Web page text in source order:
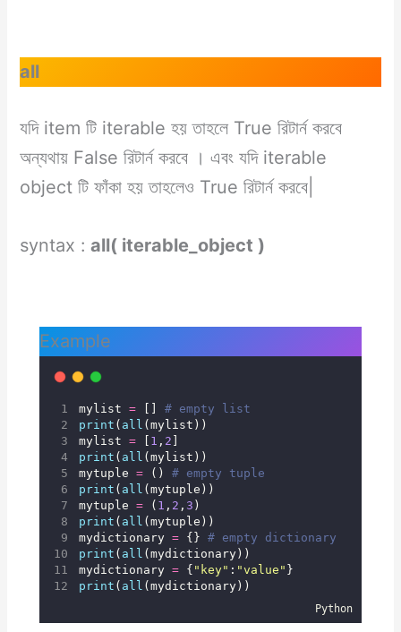
all
যদি item টি iterable হয় তাহলে True রিটার্ন করবে
অন্যথায় False রিটার্ন করবে । এবং যদি iterable
object টি ফাঁকা হয় তাহলেও True রিটার্ন করবে|
syntax : all( iterable_object )
Example
mylist = [] # empty list
print ( all (mylist))
mylist = [ 1 , 2 ]
print ( all (mylist))
mytuple = () # empty tuple
print ( all (mytuple))
mytuple = ( 1 , 2 , 3 )
print ( all (mytuple))
mydictionary = {} # empty dictionary
print ( all (mydictionary))
mydictionary = { " key" : "value " }
print ( all (mydictionary))
Python